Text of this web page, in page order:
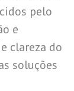
pelo
e
clareza do
soluções